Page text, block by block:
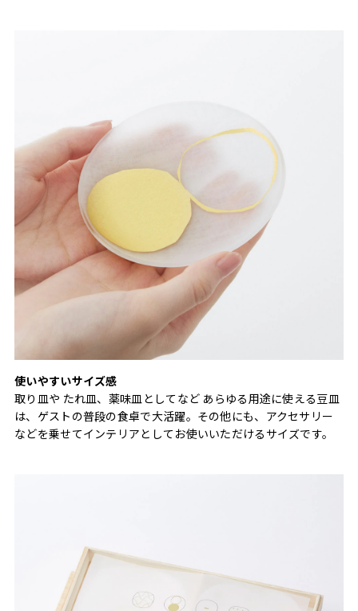
使いやすいサイズ感
取り皿や たれ皿、薬味皿としてなど あらゆる用途に使える豆皿
は、ゲストの普段の食卓で大活躍。その他にも、アクセサリー
などを乗せてインテリアとしてお使いいただけるサイズです。